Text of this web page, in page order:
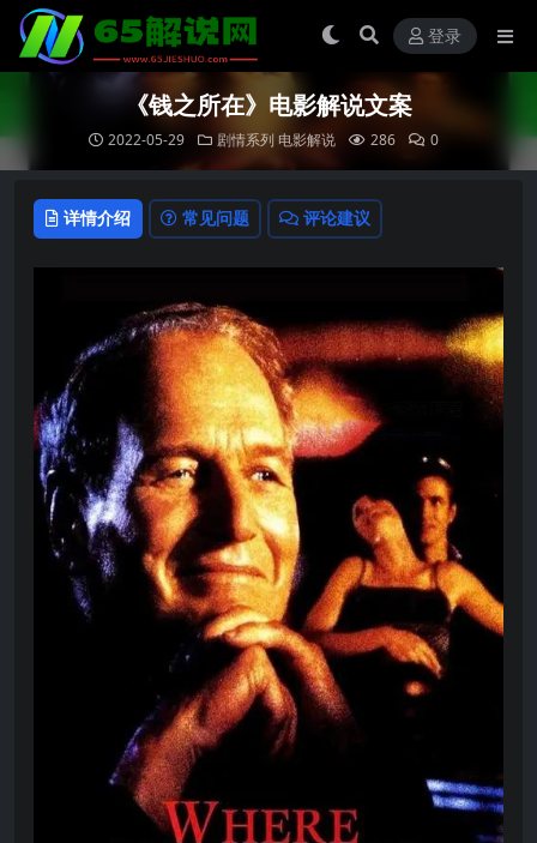
登录
《钱之所在》电影解说文案
2022-05-29 剧情系列 电影解说 286 0
详情介绍 常见问题 评论建议